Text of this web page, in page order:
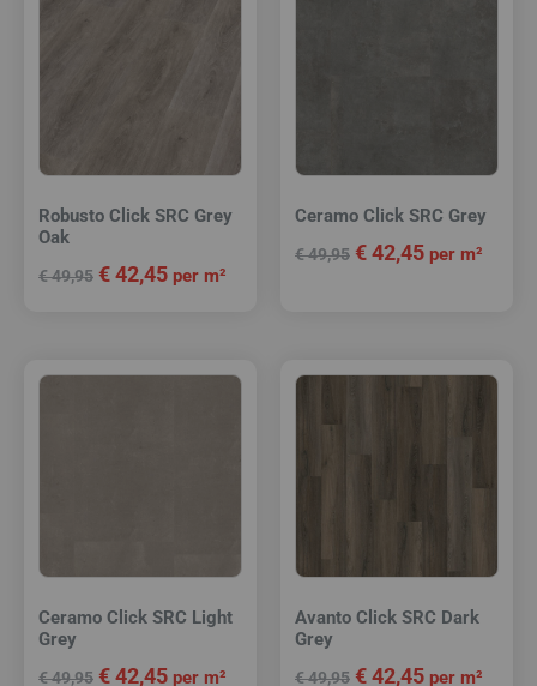
Robusto Click SRC Grey
Oak
€49,95 €42,45 per m²
Ceramo Click SRC Grey
€49,95 €42,45 per m²
Ceramo Click SRC Light
Grey
€49,95 €42,45 per m²
Avanto Click SRC Dark
Grey
€49,95 €42,45 per m²